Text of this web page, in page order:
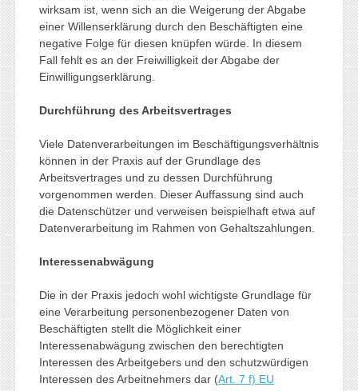
wirksam ist, wenn sich an die Weigerung der Abgabe
einer Willenserklärung durch den Beschäftigten eine
negative Folge für diesen knüpfen würde. In diesem
Fall fehlt es an der Freiwilligkeit der Abgabe der
Einwilligungserklärung.
Durchführung des Arbeitsvertrages
Viele Datenverarbeitungen im Beschäftigungsverhältnis
können in der Praxis auf der Grundlage des
Arbeitsvertrages und zu dessen Durchführung
vorgenommen werden. Dieser Auffassung sind auch
die Datenschützer und verweisen beispielhaft etwa auf
Datenverarbeitung im Rahmen von Gehaltszahlungen.
Interessenabwägung
Die in der Praxis jedoch wohl wichtigste Grundlage für
eine Verarbeitung personenbezogener Daten von
Beschäftigten stellt die Möglichkeit einer
Interessenabwägung zwischen den berechtigten
Interessen des Arbeitgebers und den schutzwürdigen
Interessen des Arbeitnehmers dar (Art. 7 f) EU